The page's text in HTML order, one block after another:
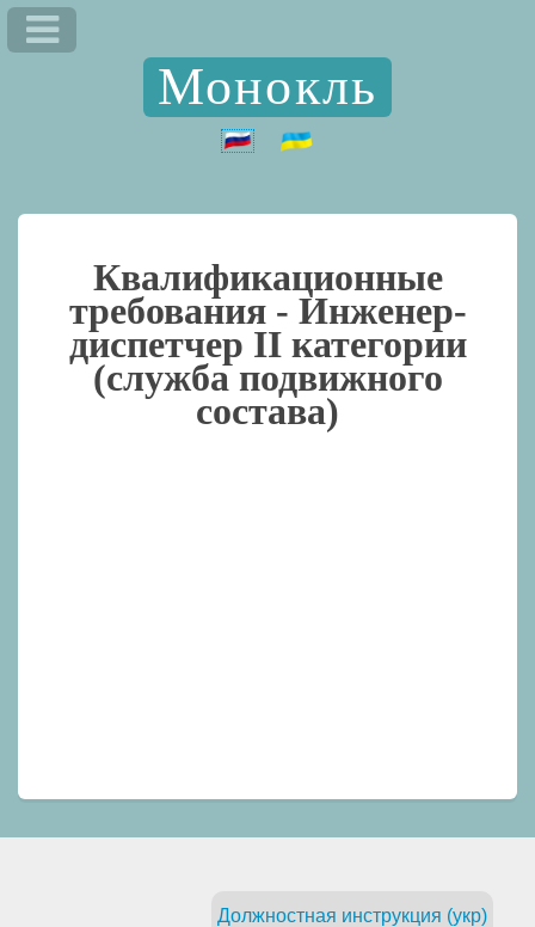
Монокль
Квалификационные
требования - Инженер-
диспетчер II категории
(служба подвижного
состава)
Должностная инструкция (укр)